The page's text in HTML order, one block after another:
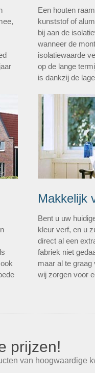
Een houten
kunststof of
bij aan de
wanneer de
isolatiewaarde
op de lange
is dankzij de
Makkelijk
Bent u uw
kleur verf, en u
direct al een
fabriek niet
maar al te graag
wij zorgen voor
prijzen!
van hoogwaardige